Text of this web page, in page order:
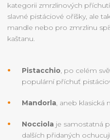
kategorii zmrzlinových
slavné pistáciové oříšky, ale
mandle nebo pro zmrzlinu
kaštanu.
Pistacchio, po celém
populární příchuť
Mandorla, aneb klasická
Nocciola je samostatná
dalších přidaných